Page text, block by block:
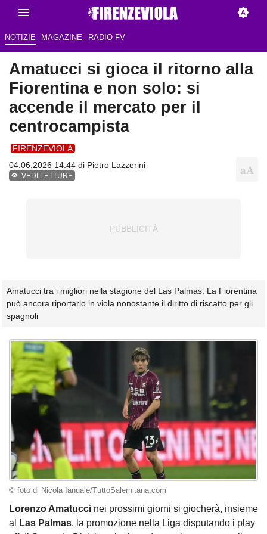
NOTIZIE MAGAZINE RADIO FV
Amatucci si gioca il ritorno alla
Fiorentina e non solo: si
accende il mercato per il
centrocampista
FIRENZEVIOLA
04.06.2026 14:44 di Pietro Lazzerini
VEDI LETTURE
Amatucci tra i migliori nella stagione del Las Palmas. La Fiorentina
può ancora riportarlo in viola nonostante il diritto di riscatto per gli
spagnoli
© foto di Nicola Ianuale/TuttoSalernitana.com
Lorenzo Amatucci nei prossimi giorni si giocherà, insieme
al
Las Palmas, la promozione nella Liga disputando i play